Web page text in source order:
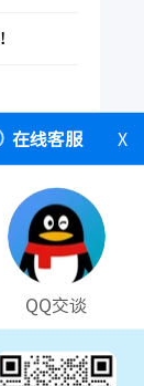
血清
在线客服 X
QQ交谈